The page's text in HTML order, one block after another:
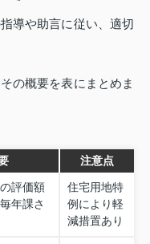
導や助言に従い、適切
の概要を表にまとめま
注意点
評価額
年課さ
住宅用地特
例により軽
減措置あり